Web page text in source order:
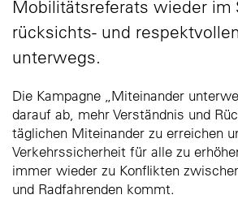
Mobilitätsreferats wieder im
rücksichts- und
unterwegs.
Die Kampagne „Miteinander
darauf ab, mehr Verständnis und
täglichen Miteinander zu erreichen
Verkehrssicherheit für alle zu
immer wieder zu Konflikten
und Radfahrenden kommt.